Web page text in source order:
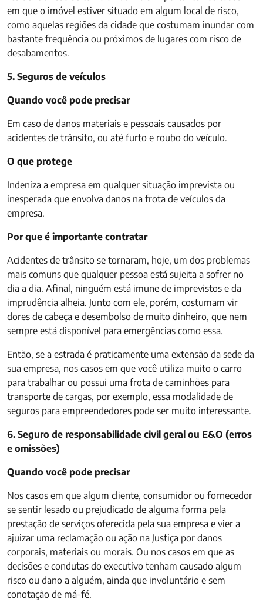
em que o imóvel estiver situado em algum local de risco,
como aquelas regiões da cidade que costumam inundar com
bastante frequência ou próximos de lugares com risco de
desabamentos.
5. Seguros de veículos
Quando você pode precisar
Em caso de danos materiais e pessoais causados por
acidentes de trânsito, ou até furto e roubo do veículo.
O que protege
Indeniza a empresa em qualquer situação imprevista ou
inesperada que envolva danos na frota de veículos da
empresa.
Por que é importante contratar
Acidentes de trânsito se tornaram, hoje, um dos problemas
mais comuns que qualquer pessoa está sujeita a sofrer no
dia a dia. Afinal, ninguém está imune de imprevistos e da
imprudência alheia. Junto com ele, porém, costumam vir
dores de cabeça e desembolso de muito dinheiro, que nem
sempre está disponível para emergências como essa.
Então, se a estrada é praticamente uma extensão da sede da
sua empresa, nos casos em que você utiliza muito o carro
para trabalhar ou possui uma frota de caminhões para
transporte de cargas, por exemplo, essa modalidade de
seguros para empreendedores pode ser muito interessante.
6. Seguro de responsabilidade civil geral ou E&O (erros
e omissões)
Quando você pode precisar
Nos casos em que algum cliente, consumidor ou fornecedor
se sentir lesado ou prejudicado de alguma forma pela
prestação de serviços oferecida pela sua empresa e vier a
ajuizar uma reclamação ou ação na Justiça por danos
corporais, materiais ou morais. Ou nos casos em que as
decisões e condutas do executivo tenham causado algum
risco ou dano a alguém, ainda que involuntário e sem
conotação de má-fé.